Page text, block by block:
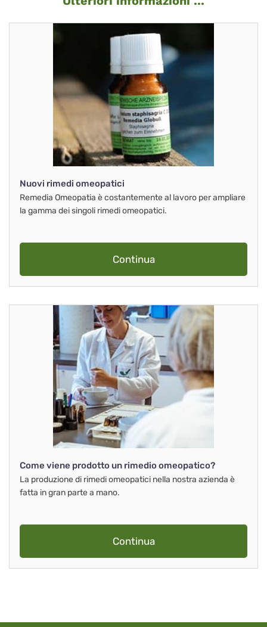
Nuovi rimedi omeopatici
Remedia Omeopatia è costantemente al lavoro per ampliare
la gamma dei singoli rimedi omeopatici.
Continua
Come viene prodotto un rimedio omeopatico?
La produzione di rimedi omeopatici nella nostra azienda è
fatta in gran parte a mano.
Continua